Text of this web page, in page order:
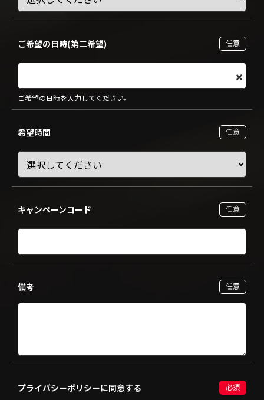
ご希望の日時(第二希望) 任意
ご希望の日時を入力してください。
希望時間 任意
キャンペーンコード 任意
備考 任意
プライバシーポリシーに同意する 必須